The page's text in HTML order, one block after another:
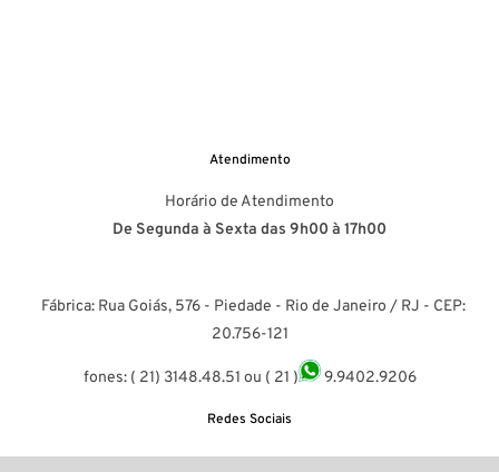
Atendimento
Horário de Atendimento
De Segunda à Sexta das 9h00 à 17h00
Fábrica: Rua Goiás, 576 - Piedade - Rio de Janeiro / RJ - CEP:
20.756-121
fones: ( 21) 3148.48.51 ou ( 21 ) 9.9402.9206
Redes Sociais